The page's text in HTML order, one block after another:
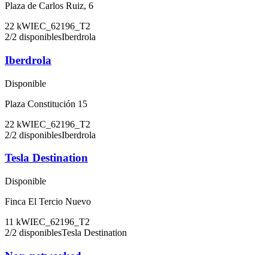
Plaza de Carlos Ruiz, 6
22 kWIEC_62196_T2
2/2 disponiblesIberdrola
Iberdrola
Disponible
Plaza Constitución 15
22 kWIEC_62196_T2
2/2 disponiblesIberdrola
Tesla Destination
Disponible
Finca El Tercio Nuevo
11 kWIEC_62196_T2
2/2 disponiblesTesla Destination